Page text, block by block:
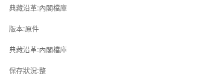
典藏沿革:內閣檔庫
版本:原件
典藏沿革:內閣檔庫
保存狀況:整